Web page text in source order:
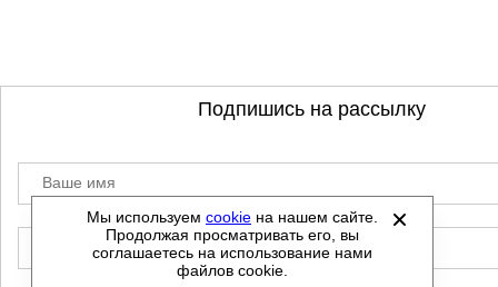
Мы используем cookie на нашем сайте.
Продолжая просматривать его, вы
соглашаетесь на использование нами
файлов cookie.
Подпишись на рассылку
Ваше имя